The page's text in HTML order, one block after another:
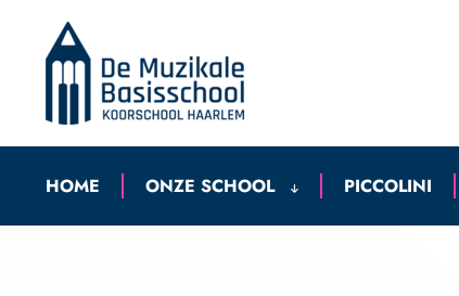
HOME ONZE SCHOOL PICCOLINI